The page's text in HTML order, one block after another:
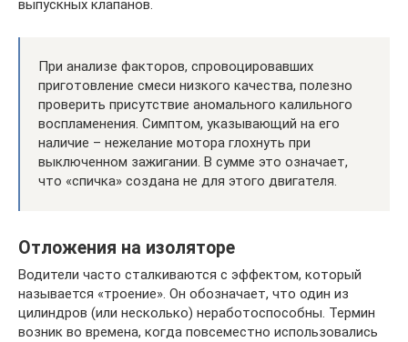
выпускных клапанов.
При анализе факторов, спровоцировавших
приготовление смеси низкого качества, полезно
проверить присутствие аномального калильного
воспламенения. Симптом, указывающий на его
наличие – нежелание мотора глохнуть при
выключенном зажигании. В сумме это означает,
что «спичка» создана не для этого двигателя.
Отложения на изоляторе
Водители часто сталкиваются с эффектом, который
называется «троение». Он обозначает, что один из
цилиндров (или несколько) неработоспособны. Термин
возник во времена, когда повсеместно использовались